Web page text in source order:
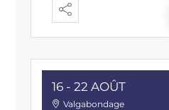
16 - 22 AOÛT
Valgabondage